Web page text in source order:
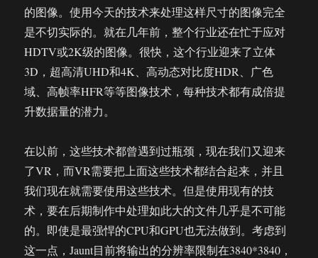
的图像。使用今天的技术来处理这样尺寸的图像完全
是不切实际的。就在几年前，整个行业还在忙于应对
HDTV或2K级的图像。很快，这个行业迎来了立体
3D，超高清UHD和4K、高动态对比度HDR、广色
域、高帧率HFR等等图像技术，每种技术都有成倍提
升数据量的潜力。
在以前，这些技术都曾遇到过瓶颈，现在我们又迎来
了VR，而VR需要把上面这些技术都结合起来，并且
我们现在就需要使用这些技术。但是使用现有的技
术，要在后期制作中处理如此大的文件几乎是不可能
的。即使是最强悍的CPU和GPU也无法做到。考虑到
这一点，Jaunt目前将输出的分辨率限制在3840*3840，